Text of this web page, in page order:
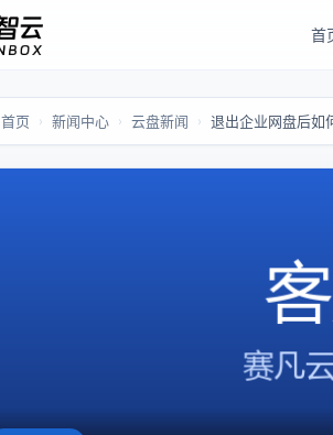
首
首页 › 新闻中心 › 云盘新闻 ›